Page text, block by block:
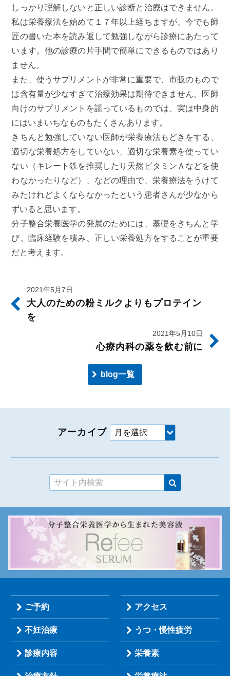
しっかり理解しないと正しい診断と治療はできません。
私は栄養療法を始めて１７年以上経ちますが、今でも師
匠の書いた本を読み返して勉強しながら診療にあたって
います。他の診療の片手間で簡単にできるものではあり
ません。
また、使うサプリメントが非常に重要で、市販のもので
は含有量が少なすぎて治療効果は期待できません。医師
向けのサプリメントを謳っているものでは、実は中身的
にはいまいちなものもたくさんあります。
きちんと勉強していない医師が栄養療法もどきをする、
適切な栄養処方をしていない、適切な栄養素を使ってい
ない（キレート鉄を推奨したり天然ビタミンＡなどを使
わなかったりなど）、などの理由で、栄養療法をうけて
みたけれどよくならなかったという患者さんが少なから
ずいると思います。
分子整合栄養医学の発展のためには、基礎をきちんと学
び、臨床経験を積み、正しい栄養処方をすることが重要
だと考えます。
2021年5月7日
大人のための粉ミルクよりもプロテイン
を
2021年5月10日
心療内科の薬を飲む前に
blog一覧
アーカイブ
ご予約 アクセス
不妊治療 うつ・慢性疲労
診療内容 栄養素